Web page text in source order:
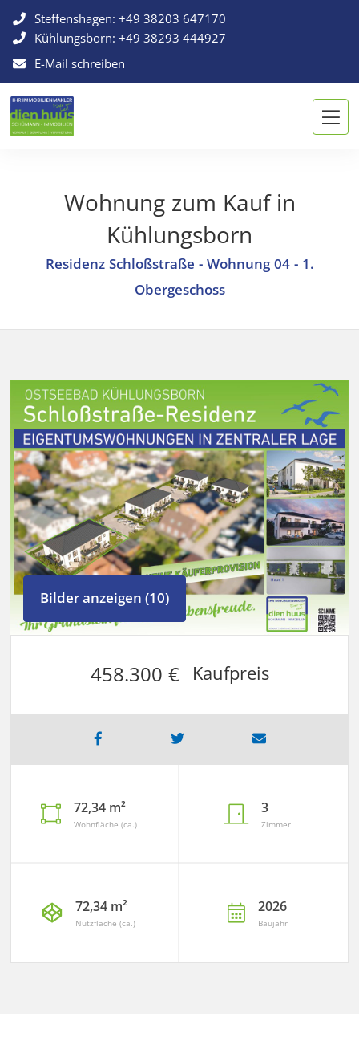
Steffenshagen:+49 38203 647170
Kühlungsborn:+49 38293 444927
E-Mail schreiben
Wohnung zum Kauf in
Kühlungsborn
Residenz Schloßstraße - Wohnung 04 - 1.
Obergeschoss
Bilder anzeigen (10)
458.300 € Kaufpreis
72,34 m²
Wohnfläche (ca.)
3
Zimmer
72,34 m²
Nutzfläche (ca.)
2026
Baujahr